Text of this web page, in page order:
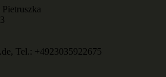
Tel.: +4923035922675